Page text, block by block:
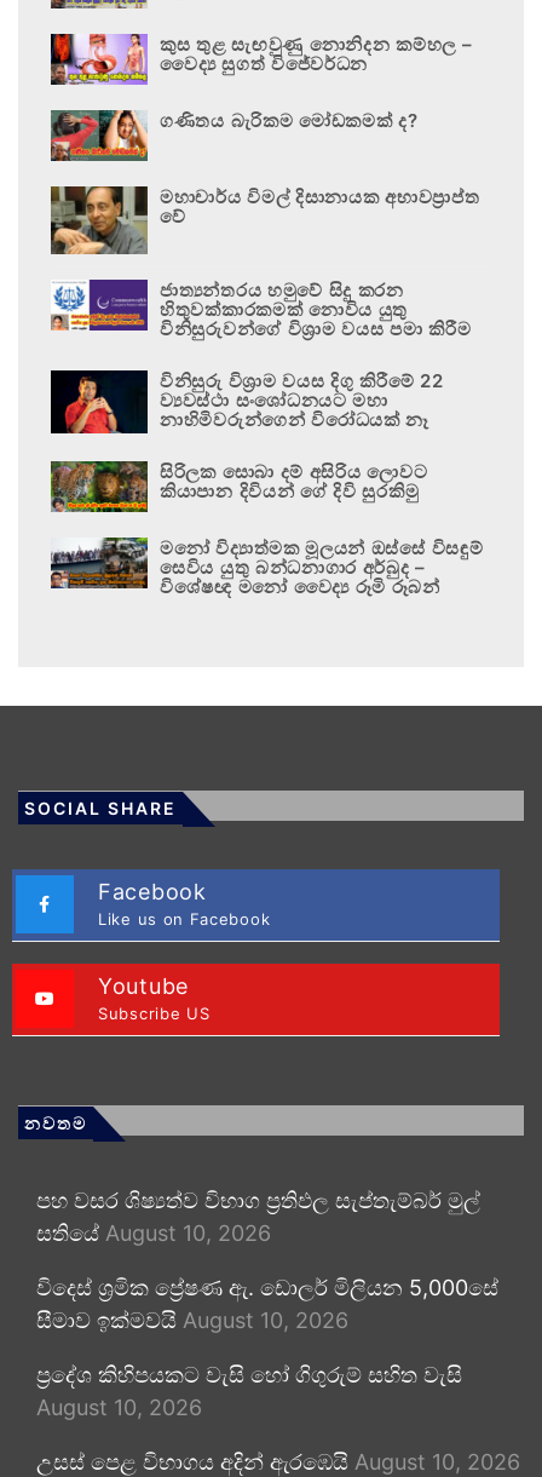
කුස තුළ සැඟවුණු නොනිදන කම්හල –
වෛද්‍ය සුගත් විජේවර්ධන
ගණිතය බැරිකම මෝඩකමක් ද?
මහාචාර්ය විමල් දිසානායක අභාවප්‍රාප්ත
වේ
ජාත්‍යන්තරය හමුවේ සිදු කරන
හිතුවක්කාරකමක් නොවිය යුතු
විනිසුරුවන්ගේ විශ්‍රාම වයස පමා කිරීම
විනිසුරු විශ්‍රාම වයස දිගු කිරීමේ 22
ව්‍යවස්ථා සංශෝධනයට මහා
නාහිමිවරුන්ගෙන් විරෝධයක් නෑ
සිරිලක සොබා දම් අසිරිය ලොවට
කියාපාන දිවියන් ගේ දිවි සුරකිමු
මනෝ විද්‍යාත්මක මූලයන් ඔස්සේ විසඳුම්
සෙවිය යුතු බන්ධනාගාර අර්බුද –
විශේෂඥ මනෝ වෛද්‍ය රූමි රූබන්
SOCIAL SHARE
Facebook
Like us on Facebook
Youtube
Subscribe US
නවතම
පහ වසර ශිෂ්‍යත්ව විභාග ප්‍රතිඵල සැප්තැම්බර් මුල්
සතියේ August 10, 2026
විදෙස් ශ්‍රමික ප්‍රේෂණ ඇ. ඩොලර් මිලියන 5,000සේ
සීමාව ඉක්මවයි August 10, 2026
ප්‍රදේශ කිහිපයකට වැසි හෝ ගිගුරුම් සහිත වැසි
August 10, 2026
උසස් පෙළ විභාගය අදින් ඇරඹෙයි August 10, 2026